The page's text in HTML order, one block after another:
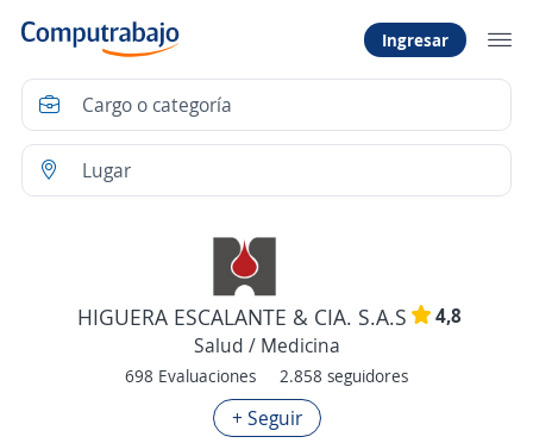
Ingresar
HIGUERA ESCALANTE & CIA. S.A.S
4,8
Salud / Medicina
698 Evaluaciones 2.858 seguidores
+ Seguir